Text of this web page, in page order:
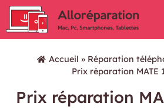
Accueil » Réparation
Prix réparation MATE
Prix réparation